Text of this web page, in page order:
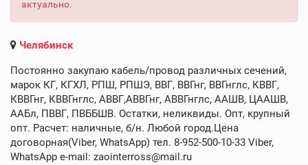
актуально.
Челябинск
Постоянно закупаю кабель/провод различных сечений,
марок КГ, КГХЛ, РПШ, РПШЭ, ВВГ, ВВГнг, ВВГнглс, КВВГ,
КВВГнг, КВВГнглс, АВВГ,АВВГнг, АВВГнглс, ААШВ, ЦААШВ,
ААБл, ПВВГ, ПВББШВ. Остатки, неликвиды. Опт, крупный
опт. Расчет: наличные, б/н. Любой город.Цена
договорная(Viber, WhatsApp) тел. 8-952-500-10-33 Viber,
WhatsApp e-mail: zaointerross@mail.ru